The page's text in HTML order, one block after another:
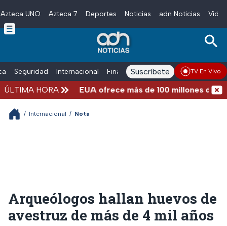
Skip to main content
Azteca UNO Azteca 7 Deportes Noticias adn Noticias
Seguridad Internacional Finanzas adn Noticias Radio
Suscríbete TV En Vivo
ÚLTIMA HORA EUA ofrece más de 100 millones de
/ Internacional / Nota
Arqueólogos hallan huevos de
avestruz de más de 4 mil años